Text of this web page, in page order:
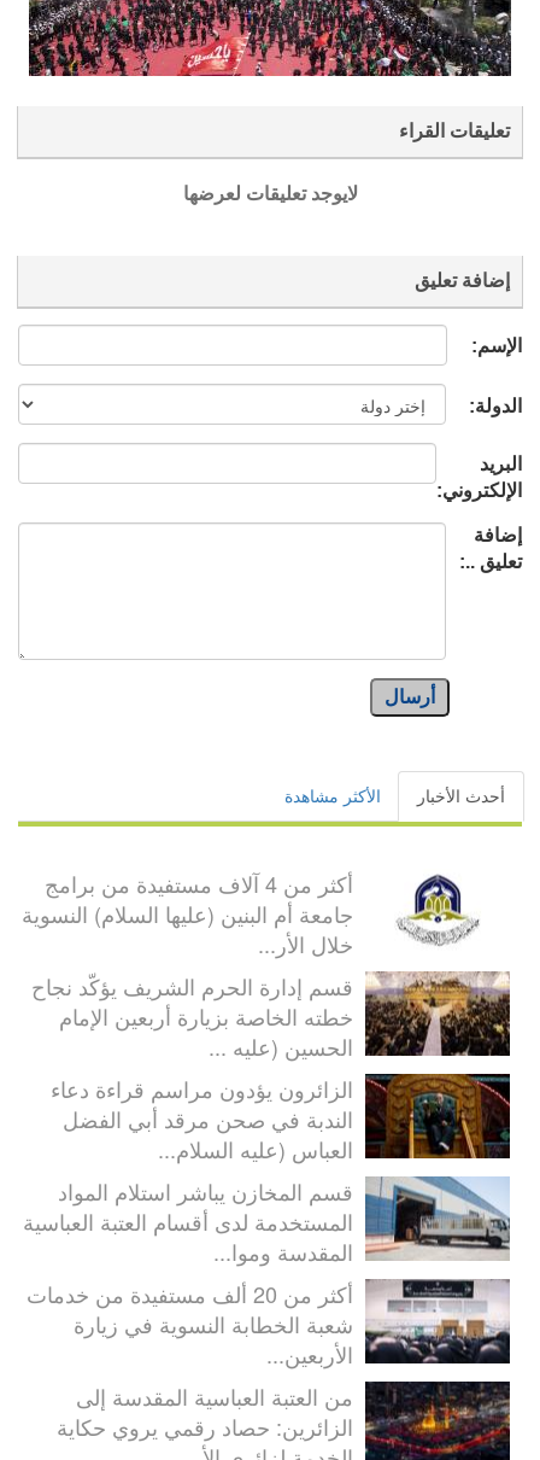
تعليقات القراء
لايوجد تعليقات لعرضها
إضافة تعليق
الإسم:
الدولة:
البريد
الإلكتروني:
إضافة
تعليق ..:
أرسال
أحدث الأخبار الأكثر مشاهدة
أكثر من 4 آلاف مستفيدة من برامج
جامعة أم البنين (عليها السلام) النسوية
خلال الأر...
قسم إدارة الحرم الشريف يؤكّد نجاح
خطته الخاصة بزيارة أربعين الإمام
الحسين (عليه ...
الزائرون يؤدون مراسم قراءة دعاء
الندبة في صحن مرقد أبي الفضل
العباس (عليه السلام...
قسم المخازن يباشر استلام المواد
المستخدمة لدى أقسام العتبة العباسية
المقدسة وموا...
أكثر من 20 ألف مستفيدة من خدمات
شعبة الخطابة النسوية في زيارة
الأربعين...
من العتبة العباسية المقدسة إلى
الزائرين: حصاد رقمي يروي حكاية